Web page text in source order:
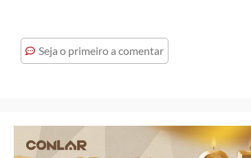
Seja o primeiro a comentar